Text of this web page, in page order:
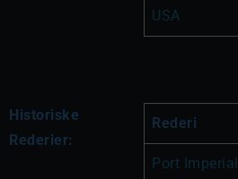
USA
Historiske
Rederier:
Rederi
Port Imperial